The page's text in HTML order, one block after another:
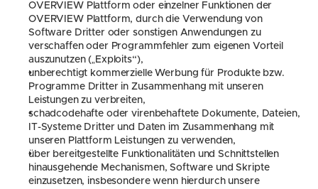
OVERVIEW Plattform oder einzelner Funktionen der
OVERVIEW Plattform, durch die Verwendung von
Software Dritter oder sonstigen Anwendungen zu
verschaffen oder Programmfehler zum eigenen Vorteil
auszunutzen („Exploits“),
unberechtigt kommerzielle Werbung für Produkte bzw.
Programme Dritter in Zusammenhang mit unseren
Leistungen zu verbreiten,
schadcodehafte oder virenbehaftete Dokumente, Dateien,
IT-Systeme Dritter und Daten im Zusammenhang mit
unseren Plattform Leistungen zu verwenden,
über bereitgestellte Funktionalitäten und Schnittstellen
hinausgehende Mechanismen, Software und Skripte
einzusetzen, insbesondere wenn hierdurch unsere